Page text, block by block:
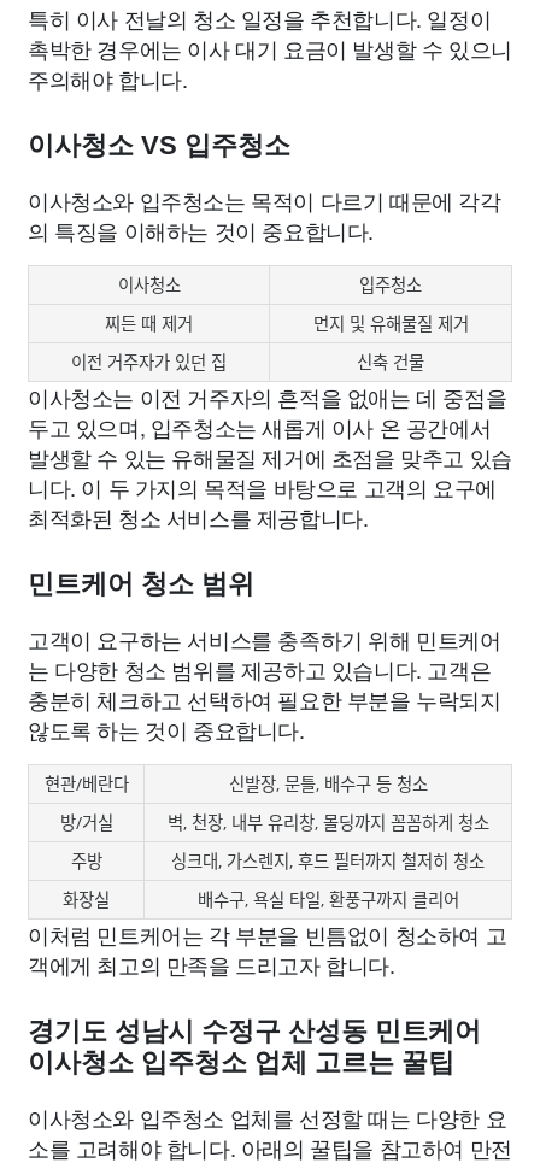
특히 이사 전날의 청소 일정을 추천합니다. 일정이
촉박한 경우에는 이사 대기 요금이 발생할 수 있으니
주의해야 합니다.
이사청소 VS 입주청소
이사청소와 입주청소는 목적이 다르기 때문에 각각
의 특징을 이해하는 것이 중요합니다.
이사청소
입주청소
찌든 때 제거
먼지 및 유해물질 제거
이전 거주자가 있던 집
신축 건물
이사청소는 이전 거주자의 흔적을 없애는 데 중점을
두고 있으며, 입주청소는 새롭게 이사 온 공간에서
발생할 수 있는 유해물질 제거에 초점을 맞추고 있습
니다. 이 두 가지의 목적을 바탕으로 고객의 요구에
최적화된 청소 서비스를 제공합니다.
민트케어 청소 범위
고객이 요구하는 서비스를 충족하기 위해 민트케어
는 다양한 청소 범위를 제공하고 있습니다. 고객은
충분히 체크하고 선택하여 필요한 부분을 누락되지
않도록 하는 것이 중요합니다.
현관/베란다
신발장, 문틀, 배수구 등 청소
방/거실
벽, 천장, 내부 유리창, 몰딩까지 꼼꼼하게 청소
주방
싱크대, 가스렌지, 후드 필터까지 철저히 청소
화장실
배수구, 욕실 타일, 환풍구까지 클리어
이처럼 민트케어는 각 부분을 빈틈없이 청소하여 고
객에게 최고의 만족을 드리고자 합니다.
경기도 성남시 수정구 산성동 민트케어
이사청소 입주청소 업체 고르는 꿀팁
이사청소와 입주청소 업체를 선정할 때는 다양한 요
소를 고려해야 합니다. 아래의 꿀팁을 참고하여 만전